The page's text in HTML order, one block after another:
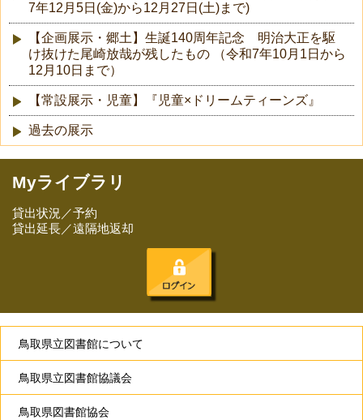
7年12月5日(金)から12月27日(土)まで)
【企画展示・郷土】生誕140周年記念 明治大正を駆
け抜けた尾崎放哉が残したもの （令和7年10月1日から
12月10日まで）
【常設展示・児童】『児童×ドリームティーンズ』
過去の展示
Myライブラリ
貸出状況／予約
貸出延長／遠隔地返却
鳥取県立図書館について
鳥取県立図書館協議会
鳥取県図書館協会